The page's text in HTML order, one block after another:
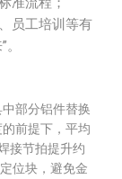
员工培训等有
部分铝件替换
前提下，平均
接节拍提升约
位块，避免金